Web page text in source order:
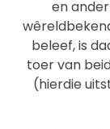
en
beleef, is
toer van
(hierdie